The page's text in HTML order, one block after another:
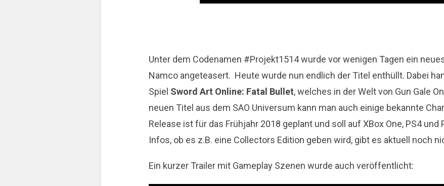
Unter dem Codenamen #Projekt1514wurde vor wenigen Tagen ein
Namco angeteasert. Heute wurde nun endlich der Titel enthüllt. Dabei
Spiel Sword Art Online: Fatal Bullet, welches in der Welt von Gun Gale
neuen Titel aus dem SAO Universum kann man auch einige bekannte
Release ist für das Frühjahr 2018 geplant und soll auf XBox One, PS4
Infos, ob es z.B. eine Collectors Edition geben wird, gibt es aktuell noch
Ein kurzer Trailer mit Gameplay Szenen wurde auch veröffentlicht: